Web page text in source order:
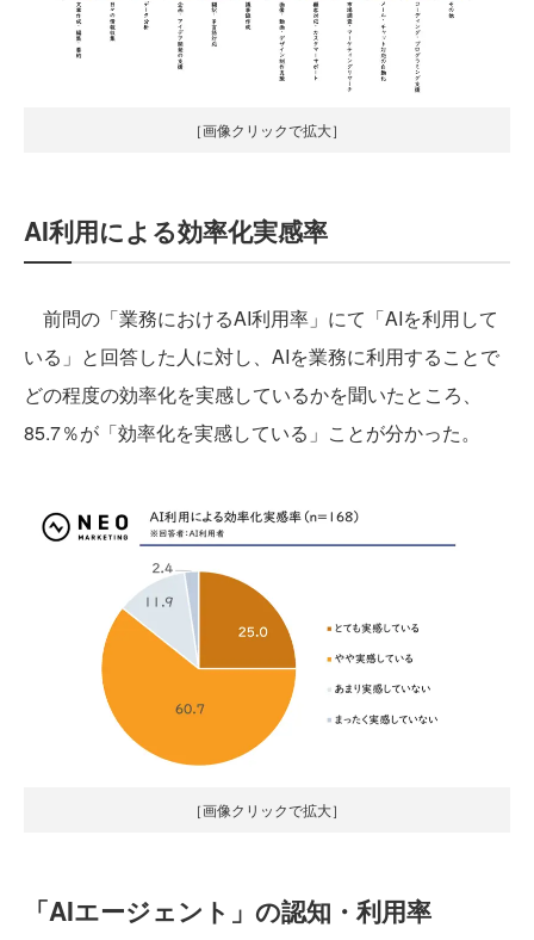
［画像クリックで拡大］
AI利用による効率化実感率
前問の「業務におけるAI利用率」にて「AIを利用して
いる」と回答した人に対し、AIを業務に利用することで
どの程度の効率化を実感しているかを聞いたところ、
85.7％が「効率化を実感している」ことが分かった。
［画像クリックで拡大］
「AIエージェント」の認知・利用率